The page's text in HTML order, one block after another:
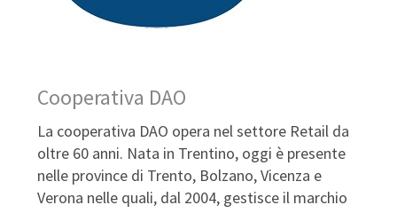
Cooperativa DAO
La cooperativa DAO opera nel settore Retail da
oltre 60 anni. Nata in Trentino, oggi è presente
nelle province di Trento, Bolzano, Vicenza e
Verona nelle quali, dal 2004, gestisce il marchio